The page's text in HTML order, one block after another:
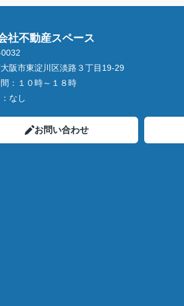
社不動産スペース
阪市東淀川区淡路３丁目19-29
： １０時～１８時
なし
お問い合わせ